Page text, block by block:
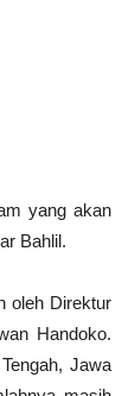
yang akan
Bahlil.
oleh Direktur
Handoko.
Jawa